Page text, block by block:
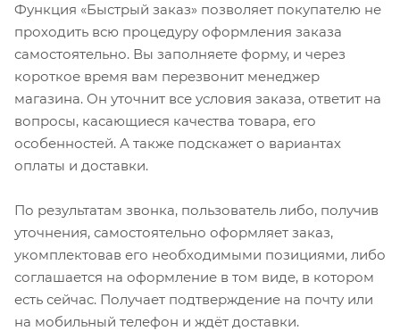
Функция «Быстрый заказ» позволяет покупателю не
проходить всю процедуру оформления заказа
самостоятельно. Вы заполняете форму, и через
короткое время вам перезвонит менеджер
магазина. Он уточнит все условия заказа, ответит на
вопросы, касающиеся качества товара, его
особенностей. А также подскажет о вариантах
оплаты и доставки.
По результатам звонка, пользователь либо, получив
уточнения, самостоятельно оформляет заказ,
укомплектовав его необходимыми позициями, либо
соглашается на оформление в том виде, в котором
есть сейчас. Получает подтверждение на почту или
на мобильный телефон и ждёт доставки.